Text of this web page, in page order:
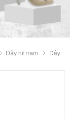
Dây nịt nam
Dây